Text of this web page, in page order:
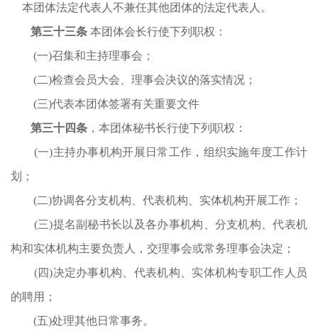
本团体法定代表人不兼任其他团体的法定代表人。
第三十三条 本团体会长行使下列职权：
(一)召集和主持理事会；
(二)检查会员大会、理事会决议的落实情况；
(三)代表本团体签署有关重要文件
第三十四条 ，本团体秘书长行使下列职权：
(一)主持办事机构开展日常工作，组织实施年度工作计
划；
(二)协调各分支机构、代表机构、实体机构开展工作；
(三)提名副秘书长以及各办事机构、分支机构、代表机
构和实体机构主要负责人，交理事会或常务理事会决定；
(四)决定办事机构、代表机构、实体机构专职工作人员
的聘用；
(五)处理其他日常事务。